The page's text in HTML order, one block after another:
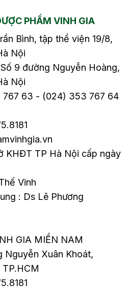
PHẨM VINH GIA
Bình, tập thể viện 19/8,
Nội
9 đường Nguyễn Hoàng,
Nội
63 - (024) 353 767 64
KHĐT TP Hà Nội cấp ngày
Vinh
: Ds Lê Phương
GIA MIỀN NAM
Nguyễn Xuân Khoát,